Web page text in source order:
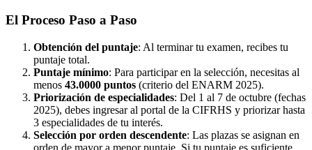
El Proceso Paso a Paso
Obtención del puntaje: Al terminar tu examen, recibes tu
puntaje total.
Puntaje mínimo: Para participar en la selección, necesitas al
menos 43.0000 puntos (criterio del ENARM 2025).
Priorización de especialidades: Del 1 al 7 de octubre (fechas
2025), debes ingresar al portal de la CIFRHS y priorizar hasta
3 especialidades de tu interés.
Selección por orden descendente: Las plazas se asignan en
orden de mayor a menor puntaje. Si tu puntaje es suficiente